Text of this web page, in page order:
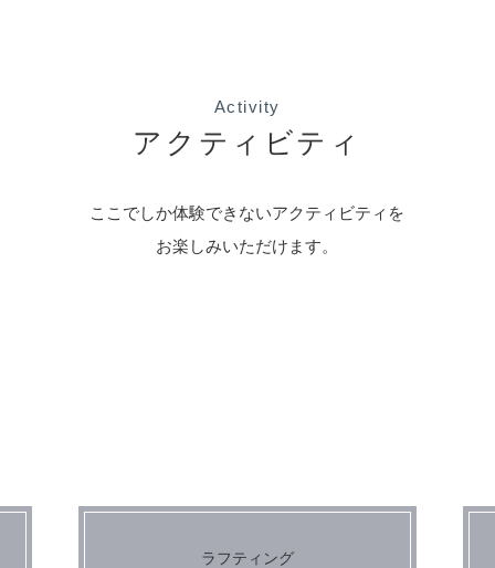
Activity
アクティビティ
ここでしか体験できないアクティビティを
お楽しみいただけます。
ラフティング